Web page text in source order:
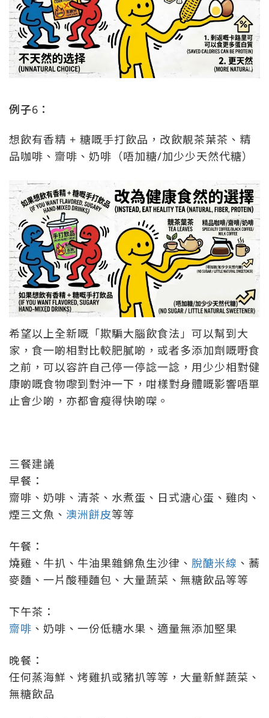
例子6：
想飲有香精 + 糖嘅手打飲品，改飲靚茶葉茶、精
品咖啡、齋啡、奶啡（唔加糖/加少少天然代糖）
希望以上全新嘅「欺騙大腦飲食法」可以幫到大
家，食一啲相對比較肥膩啲，或者多添加劑嘅嘢食
之前，可以容許自己停一停諗一諗，用少少相對健
康啲嘅食物嚟到對沖一下，咁樣對身體嘅影響唔單
止會少啲，亦都會瘦得快啲㗎。
三餐建議
早餐：
齋啡、奶啡、清茶、水煮蛋、日式溏心蛋、雞肉、
煙三文魚、 澳洲餅皮等等
午餐：
燒雞、牛扒、牛油果雜錦魚生沙律、 脫醣米線 、蕎
麥麵、一片酸種麵包、大量蔬菜、無糖飲品等等
下午茶：
齋啡 、奶啡、一份低糖水果、適量無添加堅果
晚餐：
任何蒸海鮮、烤雞扒或豬扒等等，大量新鮮蔬菜、
無糖飲品